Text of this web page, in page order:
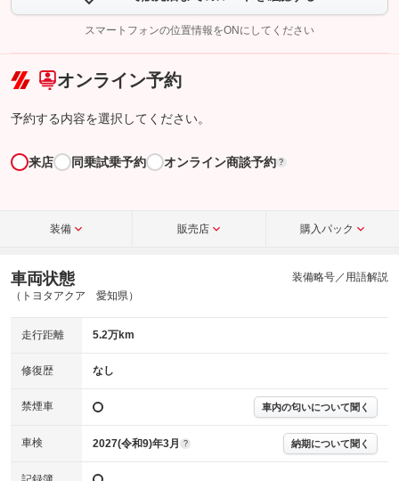
完了してください。
こちら
スマートフォンの位置情報をONにしてください
オンライン予約
予約する内容を選択してください。
来店 同乗試乗予約 オンライン商談予約 ?
装備 販売店 購入パック
車両状態
（トヨタアクア 愛知県）
装備略号／用語解説
走行距離 5.2万km
修復歴 なし
禁煙車 車内の匂いについて聞く
車検 2027(令和9)年3月 ? 納期について聞く